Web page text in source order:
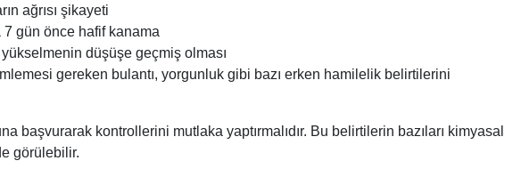
ağrısı şikayeti
gün önce hafif kanama
düşüşe geçmiş olması
gereken bulantı, yorgunluk gibi bazı erken hamilelik belirtilerini
başvurarak kontrollerini mutlaka yaptırmalıdır. Bu belirtilerin bazıları kimyasal
görülebilir.